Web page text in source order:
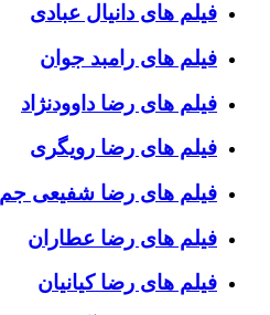
فیلم های دانیال عبادی
فیلم های رامبد جوان
فیلم های رضا داوودنژاد
فیلم های رضا رویگری
فیلم های رضا شفیعی جم
فیلم های رضا عطاران
فیلم های رضا کیانیان